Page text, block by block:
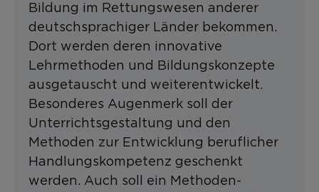
Bildung im Rettungswesen anderer
deutschsprachiger Länder bekommen.
Dort werden deren innovative
Lehrmethoden und Bildungskonzepte
ausgetauscht und weiterentwickelt.
Besonderes Augenmerk soll der
Unterrichtsgestaltung und den
Methoden zur Entwicklung beruflicher
Handlungskompetenz geschenkt
werden. Auch soll ein Methoden-